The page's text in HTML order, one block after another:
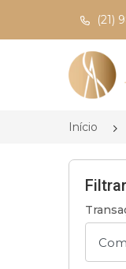
(21)
Início
Filtrar